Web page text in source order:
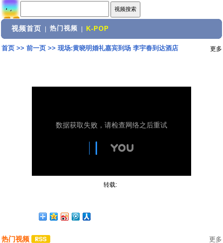
视频首页 热门视频 K-POP
首页>> 前一页>> 现场:黄晓明婚礼嘉宾到场 李宇春到达酒店 更多
转载:
热门视频 更多